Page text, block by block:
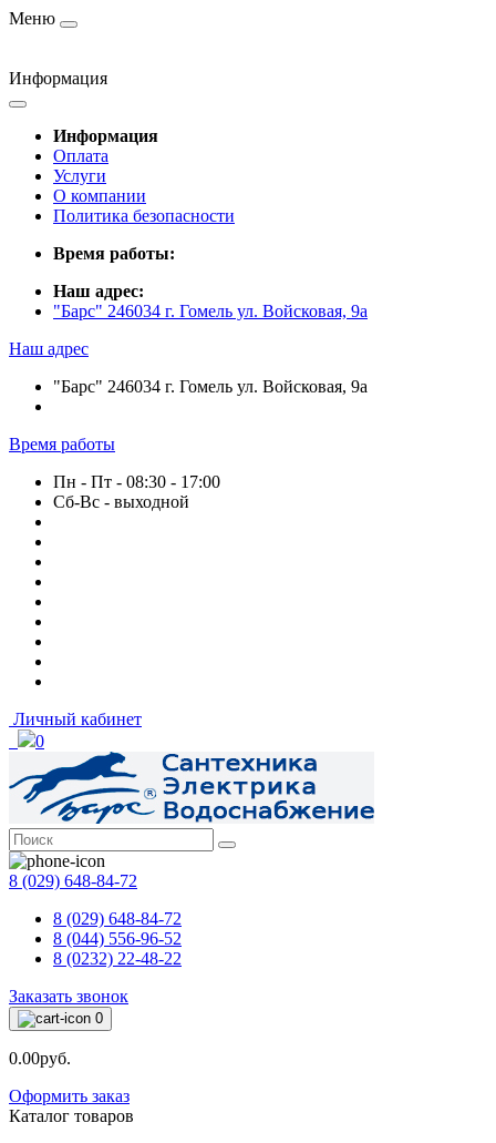
Меню
Информация
Информация
Оплата
Услуги
О компании
Политика безопасности
Время работы:
Наш адрес:
"Барс" 246034 г. Гомель ул. Войсковая, 9а
Наш адрес
"Барс" 246034 г. Гомель ул. Войсковая, 9а
Время работы
Пн - Пт - 08:30 - 17:00
Сб-Вс - выходной
Личный кабинет
0
8 (029) 648-84-72
8 (029) 648-84-72
8 (044) 556-96-52
8 (0232) 22-48-22
Заказать звонок
0
0.00руб.
Оформить заказ
Каталог товаров